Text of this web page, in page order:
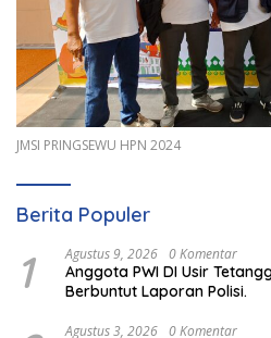
JMSI PRINGSEWU HPN 2024
Berita Populer
1 Agustus 9, 2026 0 Komentar
Anggota PWI DI Usir Tetangga dan Di Ancaman
Berbuntut Laporan Polisi.
Agustus 3, 2026 0 Komentar